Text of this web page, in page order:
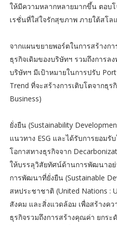
ให้มีความหลากหลายมากขึ้น ตอบ
เรชั่นที่ใส่ใจรักสุขภาพ ภายใต้สโล
จากแผนขยายพอร์ตในการสร้างก
ธุรกิจเดิมของบริษัทฯ รวมถึงการล
บริษัทฯ มีเป้าหมายในการปรับ
Trend ที่จะสร้างการเติบโตจากธุร
Business)
ยั่งยืน (Sustainability
แนวทาง ESG และได้รับการยอมรั
โอกาสทางธุรกิจจาก
ให้บรรลุวิสัยทัศน์ด้านการพัฒนาอย่
การพัฒนาที่ยั่งยืน (Sustainable
สหประชาชาติ (United Nations :
สังคม และสิ่งแวดล้อม เพื่อสร้างค
ธุรกิจรวมถึงการสร้างคุณค่า ยกร